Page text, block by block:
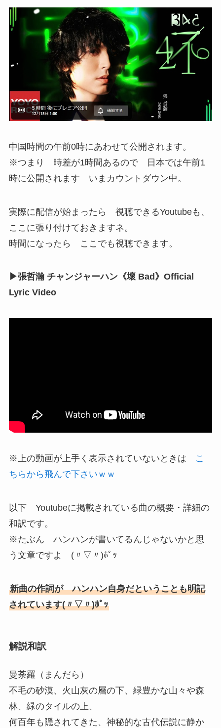
中国時間の午前0時にあわせて公開されます。
※つまり 時差が1時間あるので 日本では午前1
時に公開されます いまカウントダウン中。
実際に配信が始まったら 視聴できるYoutubeも、
ここに張り付けておきますネ。
時間になったら ここでも視聴できます。
▶張哲瀚 チャンジャーハン《壞 Bad》Official
Lyric Video
※上の動画が上手く表示されていないときは
こ
ちらから飛んで下さいｗｗ
以下 Youtubeに掲載されている曲の概要・詳細の
和訳です。
※たぶん ハンハンが書いてるんじゃないかと思
う文章ですよ (〃▽〃)ﾎﾟｯ
新曲の作詞が ハンハン自身だということも明記
されています(〃▽〃)ﾎﾟｯ
解説和訳
曼荼羅（まんだら）
不毛の砂漠、火山灰の層の下、緑豊かな山々や森
林、緑のタイルの上、
何百年も隠されてきた、神秘的な古代伝説に静か